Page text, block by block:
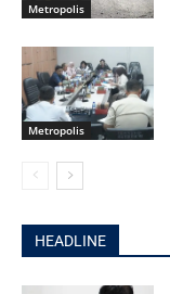
Metropolis
Metropolis
HEADLINE